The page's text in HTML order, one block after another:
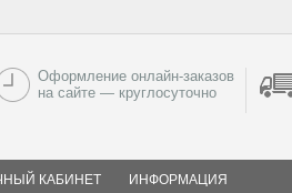
Оформление онлайн-заказов
на сайте — круглосуточно
КАБИНЕТ ИНФОРМАЦИЯ